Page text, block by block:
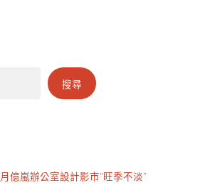
搜尋
億嵐辦公室設計影市“旺季不淡”